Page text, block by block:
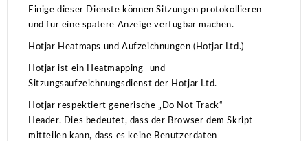
Einige dieser Dienste können Sitzungen protokollieren
und für eine spätere Anzeige verfügbar machen.
Hotjar Heatmaps und Aufzeichnungen (Hotjar Ltd.)
Hotjar ist ein Heatmapping- und
Sitzungsaufzeichnungsdienst der Hotjar Ltd.
Hotjar respektiert generische „Do Not Track“-
Header. Dies bedeutet, dass der Browser dem Skript
mitteilen kann, dass es keine Benutzerdaten